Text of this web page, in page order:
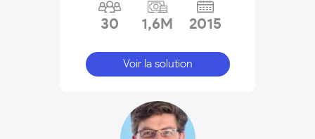
30 1,6M 2015
Voir la solution